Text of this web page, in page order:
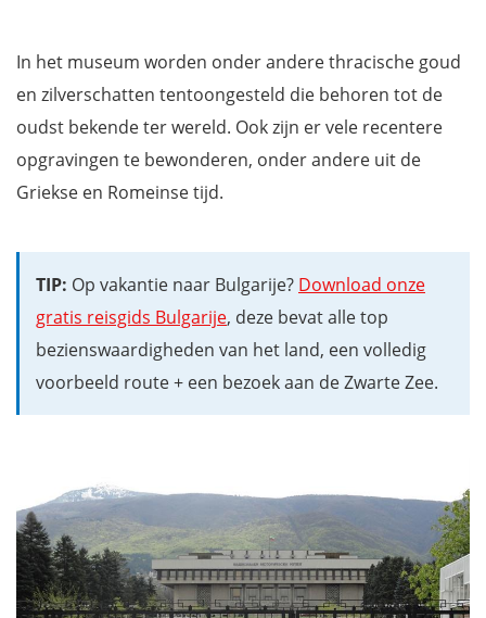
In het museum worden onder andere thracische goud
en zilverschatten tentoongesteld die behoren tot de
oudst bekende ter wereld. Ook zijn er vele recentere
opgravingen te bewonderen, onder andere uit de
Griekse en Romeinse tijd.
TIP: Op vakantie naar Bulgarije? Download onze
gratis reisgids Bulgarije, deze bevat alle top
bezienswaardigheden van het land, een volledig
voorbeeld route + een bezoek aan de Zwarte Zee.